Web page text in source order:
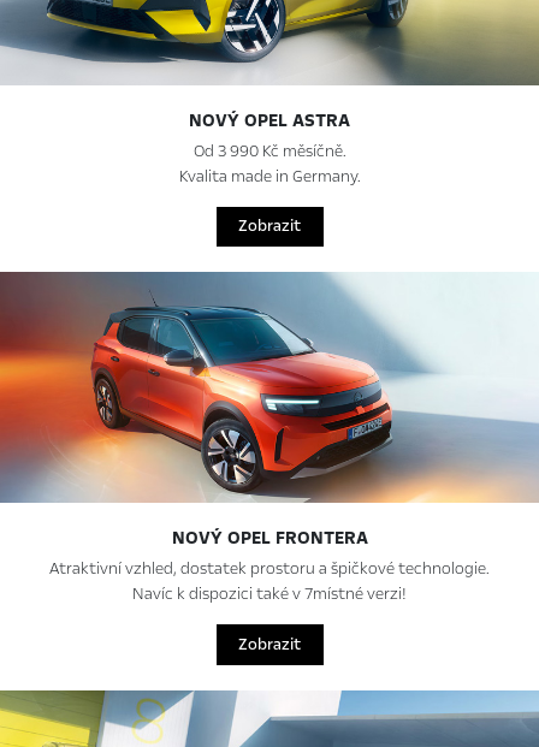
NOVÝ OPEL ASTRA
Od 3 990 Kč měsíčně.
Kvalita made in Germany.
Zobrazit
NOVÝ OPEL FRONTERA
Atraktivní vzhled, dostatek prostoru a špičkové technologie.
Navíc k dispozici také v 7místné verzi!
Zobrazit